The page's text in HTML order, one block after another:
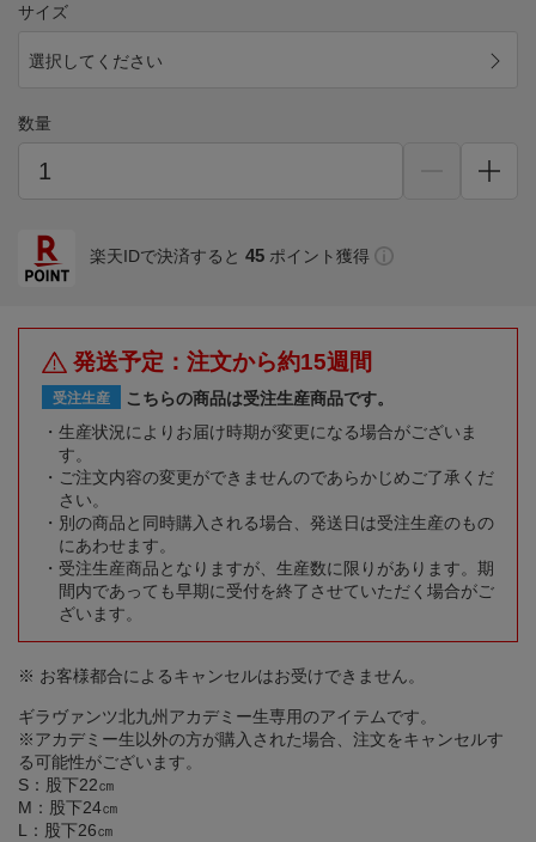
サイズ
選択してください
数量
楽天IDで決済すると 45 ポイント獲得
発送予定：注文から約15週間
受注生産
こちらの商品は受注生産商品です。
生産状況によりお届け時期が変更になる場合がございま
す。
ご注文内容の変更ができませんのであらかじめご了承くだ
さい。
別の商品と同時購入される場合、発送日は受注生産のもの
にあわせます。
受注生産商品となりますが、生産数に限りがあります。期
間内であっても早期に受付を終了させていただく場合がご
ざいます。
※ お客様都合によるキャンセルはお受けできません。
ギラヴァンツ北九州アカデミー生専用のアイテムです。
※アカデミー生以外の方が購入された場合、注文をキャンセルす
る可能性がございます。
S：股下22㎝
M：股下24㎝
L：股下26㎝